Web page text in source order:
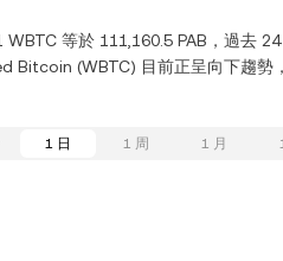
WBTC 等於 111,160.5 PAB，過去
Bitcoin (WBTC) 目前正呈向下趨勢
1 日 1 周 1 月